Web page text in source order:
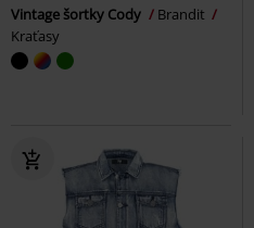
Vintage šortky Cody
Brandit
Kraťasy